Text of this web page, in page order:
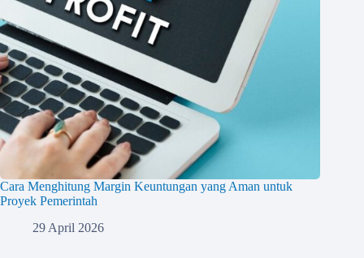
Cara Menghitung Margin Keuntungan yang Aman untuk
Proyek Pemerintah
29 April 2026